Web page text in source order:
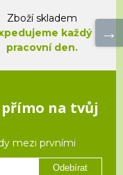
Zboží skladem
každý
pracovní den.
na tvůj
mezi prvními
Odebírat